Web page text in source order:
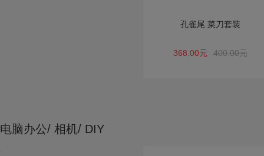
孔雀尾 菜刀套装
368.00元 400.00元
电脑办公/ 相机/ DIY